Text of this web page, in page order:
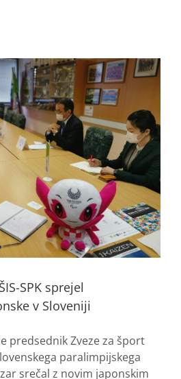
SPK sprejel
v Sloveniji
predsednik Zveze za šport
paralimpijskega
srečal z novim japonskim